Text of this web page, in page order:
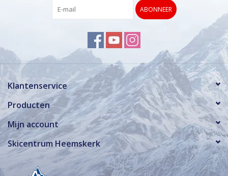
ABONNEER
Klantenservice
Producten
Mijn account
Skicentrum Heemskerk